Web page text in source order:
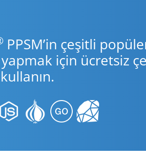
PPSM’in çeşitli
için ücretsiz